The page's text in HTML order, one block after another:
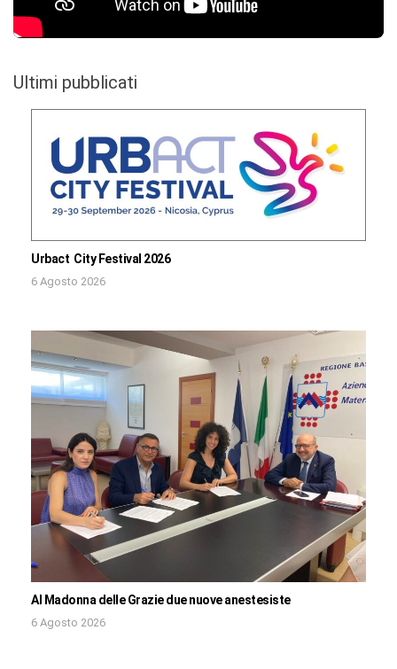
Ultimi pubblicati
Urbact City Festival 2026
6 Agosto 2026
Al Madonna delle Grazie due nuove anestesiste
6 Agosto 2026